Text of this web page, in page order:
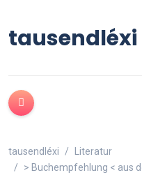
tausendléxi
tausendléxi
Literatur
> Buchempfehlung < aus